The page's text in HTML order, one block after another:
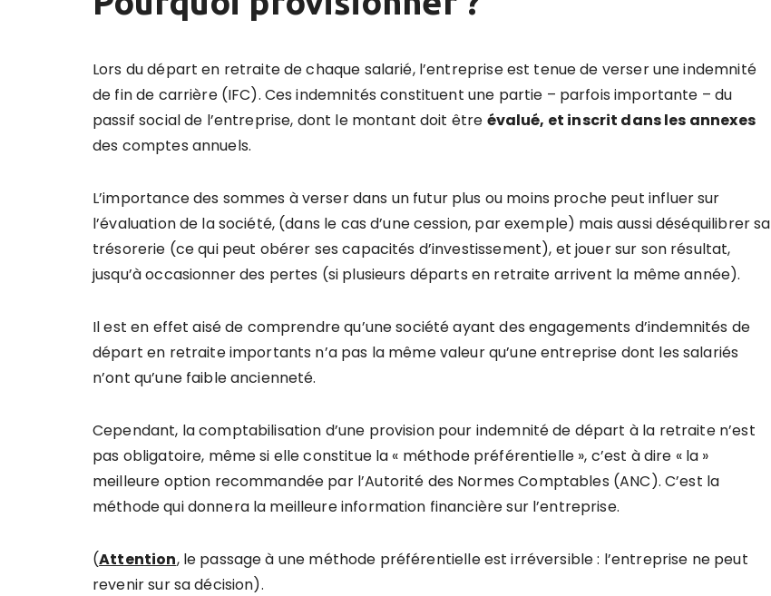
Lors du départ en retraite de chaque salarié, l’entreprise est tenue de verser une indemnité
de fin de carrière (IFC). Ces indemnités constituent une partie – parfois importante – du
passif social de l’entreprise, dont le montant doit être évalué, et inscrit dans les annexes
des comptes annuels.
L’importance des sommes à verser dans un futur plus ou moins proche peut influer sur
l’évaluation de la société, (dans le cas d’une cession, par exemple) mais aussi déséquilibrer sa
trésorerie (ce qui peut obérer ses capacités d’investissement), et jouer sur son résultat,
jusqu’à occasionner des pertes (si plusieurs départs en retraite arrivent la même année).
Il est en effet aisé de comprendre qu’une société ayant des engagements d’indemnités de
départ en retraite importants n’a pas la même valeur qu’une entreprise dont les salariés
n’ont qu’une faible ancienneté.
Cependant, la comptabilisation d’une provision pour indemnité de départ à la retraite n’est
pas obligatoire, même si elle constitue la « méthode préférentielle », c’est à dire « la »
meilleure option recommandée par l’Autorité des Normes Comptables (ANC). C’est la
méthode qui donnera la meilleure information financière sur l’entreprise.
(Attention, le passage à une méthode préférentielle est irréversible : l’entreprise ne peut
revenir sur sa décision).